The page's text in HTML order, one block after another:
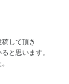
して頂き
と思います。